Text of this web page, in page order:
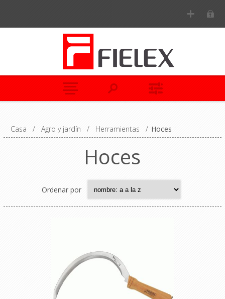
Casa / Agro y jardín / Herramientas / Hoces
Hoces
Ordenar por